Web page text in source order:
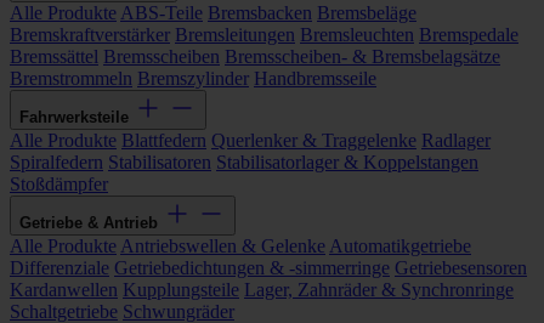
Alle Produkte ABS-Teile Bremsbacken Bremsbeläge
Bremskraftverstärker Bremsleitungen Bremsleuchten Bremspedale
Bremssättel Bremsscheiben Bremsscheiben- & Bremsbelagsätze
Bremstrommeln Bremszylinder Handbremsseile
Fahrwerksteile
Alle Produkte Blattfedern Querlenker & Traggelenke Radlager
Spiralfedern Stabilisatoren Stabilisatorlager & Koppelstangen
Stoßdämpfer
Getriebe & Antrieb
Alle Produkte Antriebswellen & Gelenke Automatikgetriebe
Differenziale Getriebedichtungen & -simmerringe Getriebesensoren
Kardanwellen Kupplungsteile Lager, Zahnräder & Synchronringe
Schaltgetriebe Schwungräder